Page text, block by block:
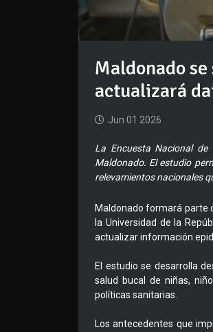
Maldonado
actualizará
Jun 01 2026
La Encuesta Nacional
Maldonado. El estudio
relevamientos nacionales
Maldonado formará parte
la Universidad de la
actualizar información
El estudio se desarrolla
salud bucal de niñas,
políticas sanitarias.
Los antecedentes que